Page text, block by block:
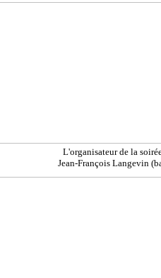
L'organisateur de la
Jean-François Langevin